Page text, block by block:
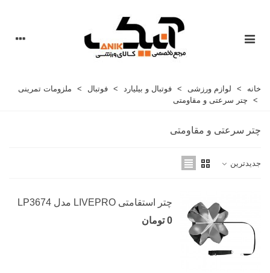
خانه > لوازم ورزشی > فوتبال و بیلیارد > فوتبال >
ملزومات تمرینی
>
چتر سرعتی و مقاومتی
چتر سرعتی و مقاومتی
جدیدترین
چتر استقامتی LIVEPRO مدل LP3674
0 تومان